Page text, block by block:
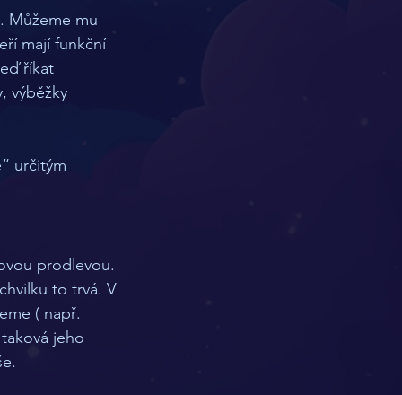
Můžeme mu
mají funkční
říkat
výběžky
určitým
prodlevou.
to trvá. V
( např.
jeho